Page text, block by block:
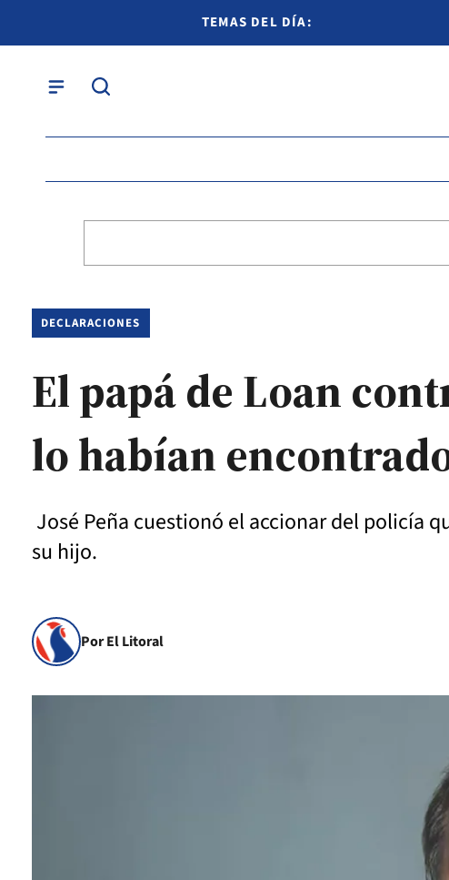
TEMAS DEL DÍA:
DECLARACIONES
El papá de Loan
lo habían
José Peña cuestionó el accionar del policía
su hijo.
Por El Litoral